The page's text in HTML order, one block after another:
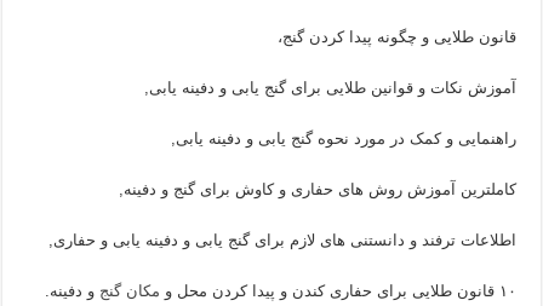
قانون طلایی و چگونه پیدا کردن گنج،
آموزش نکات و قوانین طلایی برای گنج یابی و دفینه یابی,
راهنمایی و کمک در مورد نحوه گنج یابی و دفینه یابی,
کاملترین آموزش روش های حفاری و کاوش برای گنج و دفینه,
اطلاعات ترفند و دانستنی های لازم برای گنج یابی و دفینه یابی و حفاری,
۱۰ قانون طلایی برای حفاری کندن و پیدا کردن محل و مکان گنجو دفینه.